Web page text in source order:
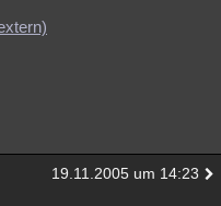
19.11.2005 um 14:23